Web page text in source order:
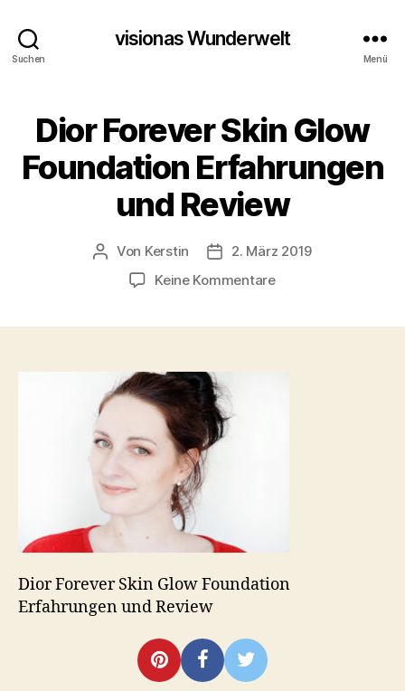
Suchen
visionas Wunderwelt
Menü
Dior Forever Skin Glow
Foundation Erfahrungen
und Review
Beitragsautor
Von Kerstin Beitragsdatum
2. März 2019
Keine Kommentarezu
Dior Forever Skin Glow Foundation
Erfahrungen und Review